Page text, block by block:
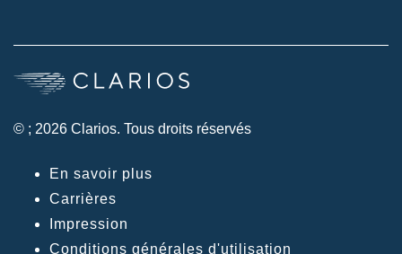
© ; 2026 Clarios. Tous droits réservés
En savoir plus
Carrières
Impression
Conditions générales d'utilisation